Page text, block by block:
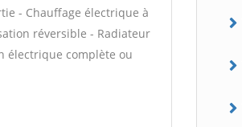
- Chauffage électrique à
réversible - Radiateur
électrique complète ou